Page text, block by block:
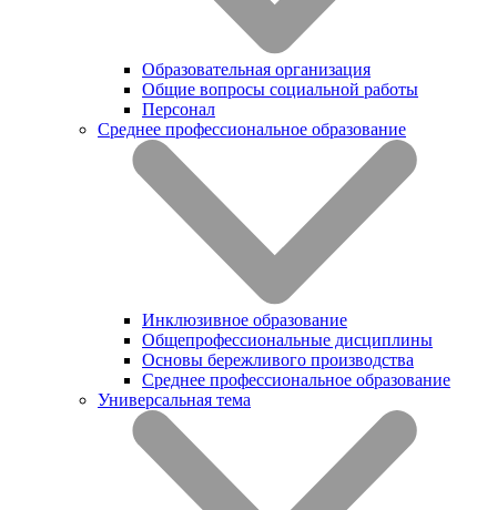
Образовательная организация
Общие вопросы социальной работы
Персонал
Среднее профессиональное образование
Инклюзивное образование
Общепрофессиональные дисциплины
Основы бережливого производства
Среднее профессиональное образование
Универсальная тема